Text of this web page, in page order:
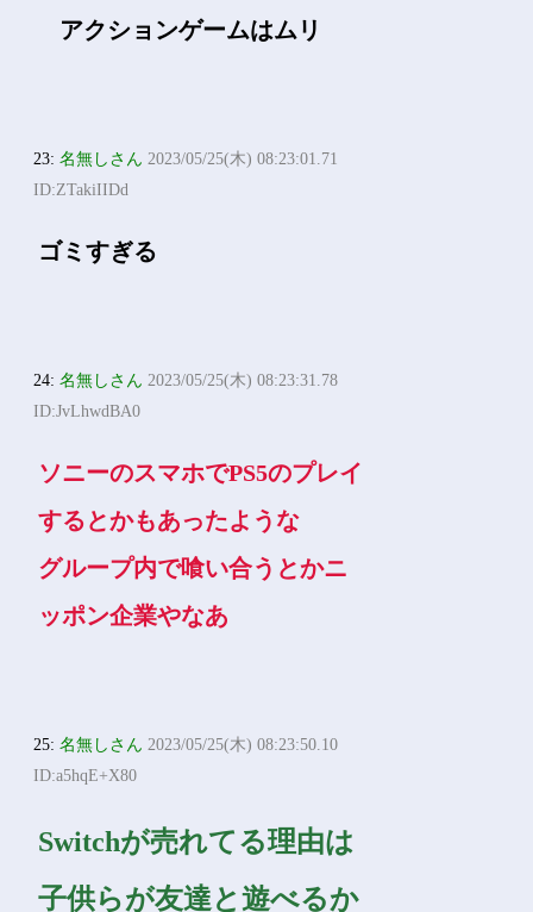
アクションゲームはムリ
23:名無しさん 2023/05/25(木) 08:23:01.71
ID:ZTakiIIDd
ゴミすぎる
24:名無しさん 2023/05/25(木) 08:23:31.78
ID:JvLhwdBA0
ソニーのスマホでPS5のプレイ
するとかもあったような
グループ内で喰い合うとかニ
ッポン企業やなあ
25:名無しさん 2023/05/25(木) 08:23:50.10
ID:a5hqE+X80
Switchが売れてる理由は
子供らが友達と遊べるか